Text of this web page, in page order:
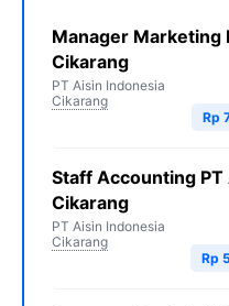
Manager Marketing
Cikarang
PT Aisin Indonesia
Cikarang
Rp
Staff Accounting PT
Cikarang
PT Aisin Indonesia
Cikarang
Rp